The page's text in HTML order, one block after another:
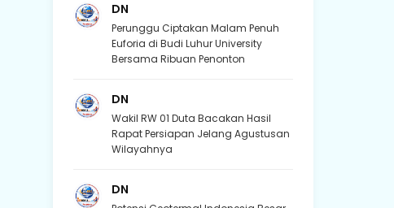
DN
Perunggu Ciptakan Malam Penuh
Euforia di Budi Luhur University
Bersama Ribuan Penonton
DN
Wakil RW 01 Duta Bacakan Hasil
Rapat Persiapan Jelang Agustusan
Wilayahnya
DN